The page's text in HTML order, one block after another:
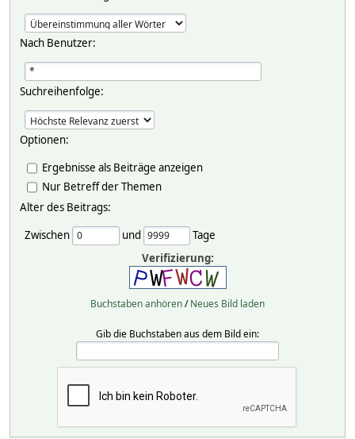
Nach Benutzer:
Suchreihenfolge:
Optionen:
Ergebnisse als Beiträge anzeigen
Nur Betreff der Themen
Alter des Beitrags:
Zwischen
und
Tage
Verifizierung:
Buchstaben anhören/Neues Bild laden
Gib die Buchstaben aus dem Bild ein: